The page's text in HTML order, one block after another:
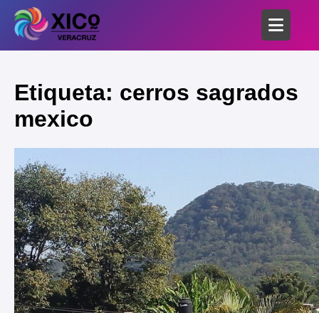
Etiqueta: cerros sagrados
mexico